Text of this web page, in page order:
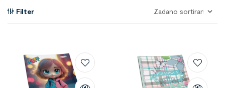
Filter